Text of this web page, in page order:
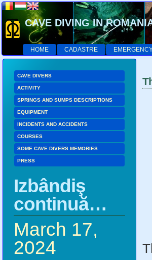
CAVE DIVING IN
HOME CADASTRE
CAVE DIVERS
ACTIVITY
SPRINGS AND SUMPS DESCRIPTIONS
EQUIPMENT
INCIDENTS AND ACCIDENTS
COURSES
SOME CAVE DIVERS MEMORIES
PRESS
Izbândiş
continuă…
March 17,
2024